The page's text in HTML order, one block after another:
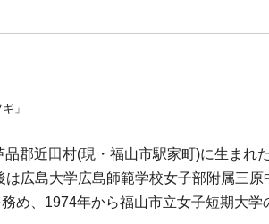
」
郡近田村(現・福山市駅家町)に生ま
は広島大学広島師範学校女子部附属三
め、1974年から福山市立女子短期大